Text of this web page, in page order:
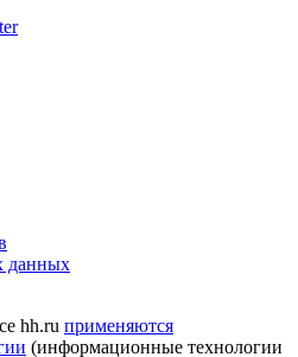
данных
hh.ru применяются
(информационные технологии